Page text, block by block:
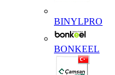
BINYLPRO
BONKEEL